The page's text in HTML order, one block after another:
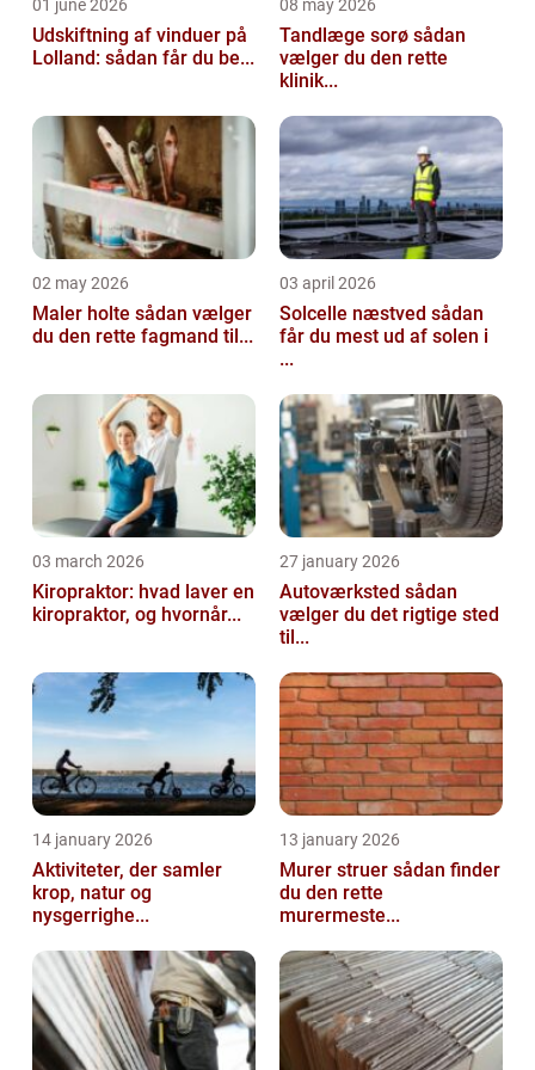
01 june 2026
Udskiftning af vinduer på
Lolland: sådan får du be...
08 may 2026
Tandlæge sorø sådan
vælger du den rette
klinik...
02 may 2026
Maler holte sådan vælger
du den rette fagmand til...
03 april 2026
Solcelle næstved sådan
får du mest ud af solen i
...
03 march 2026
Kiropraktor: hvad laver en
kiropraktor, og hvornår...
27 january 2026
Autoværksted sådan
vælger du det rigtige sted
til...
14 january 2026
Aktiviteter, der samler
krop, natur og
nysgerrighe...
13 january 2026
Murer struer sådan finder
du den rette
murermeste...